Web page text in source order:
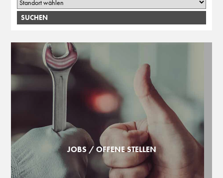
JOBS / OFFENE STELLEN